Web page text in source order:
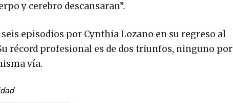
y cerebro descansaran”.
episodios por Cynthia Lozano en su regreso al
récord profesional es de dos triunfos, ninguno por
vía.